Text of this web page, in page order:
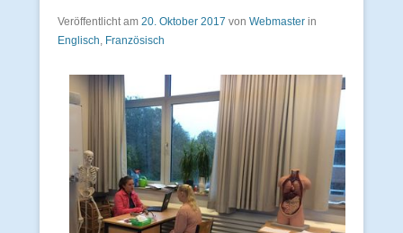
Veröffentlicht am 20. Oktober 2017 von Webmaster in
Englisch, Französisch